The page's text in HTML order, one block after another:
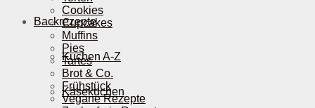
Backrezepte
Kuchen A-Z
Käsekuchen
Cookies
Cupcakes
Muffins
Pies
Tartes
Brot & Co.
Frühstück
Vegane Rezepte